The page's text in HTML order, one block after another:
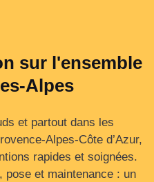
sur l'ensemble
Alpes
et partout dans les
d’Azur,
rapides et soignées.
pose et maintenance : un